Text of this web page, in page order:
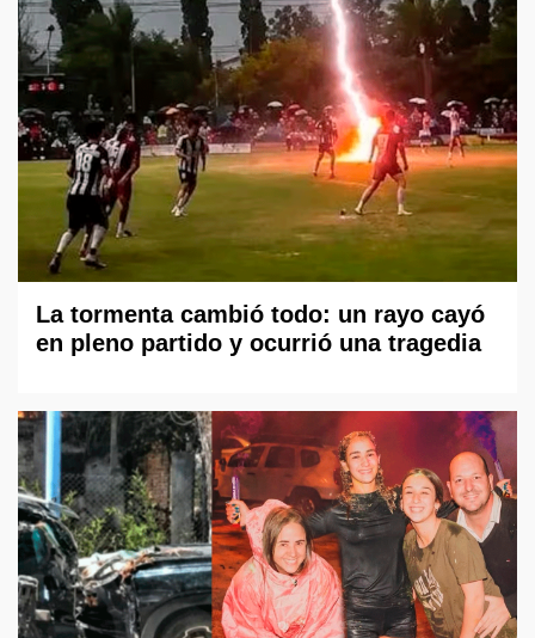
La tormenta cambió todo: un rayo cayó
en pleno partido y ocurrió una tragedia